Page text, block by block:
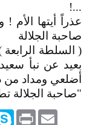
...!
عذراً أيتها
صاحبة الجلالة
( السلطة
بعيد عن نبأ
أضلعي ومداد
"صاحبة الجلالة
PrintEmail